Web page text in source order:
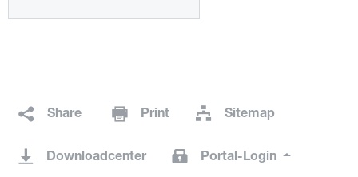
Share Print Sitemap
Downloadcenter Portal-Login